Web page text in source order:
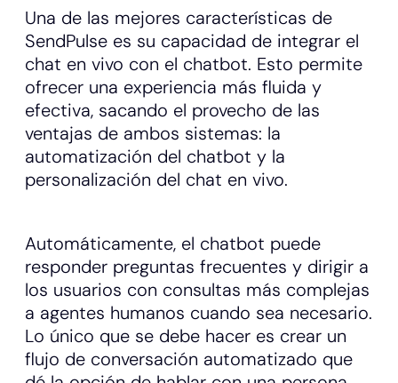
Una de las mejores características de
SendPulse es su capacidad de integrar el
chat en vivo con el chatbot. Esto permite
ofrecer una experiencia más fluida y
efectiva, sacando el provecho de las
ventajas de ambos sistemas: la
automatización del chatbot y la
personalización del chat en vivo.
Automáticamente, el chatbot puede
responder preguntas frecuentes y dirigir a
los usuarios con consultas más complejas
a agentes humanos cuando sea necesario.
Lo único que se debe hacer es crear un
flujo de conversación automatizado que